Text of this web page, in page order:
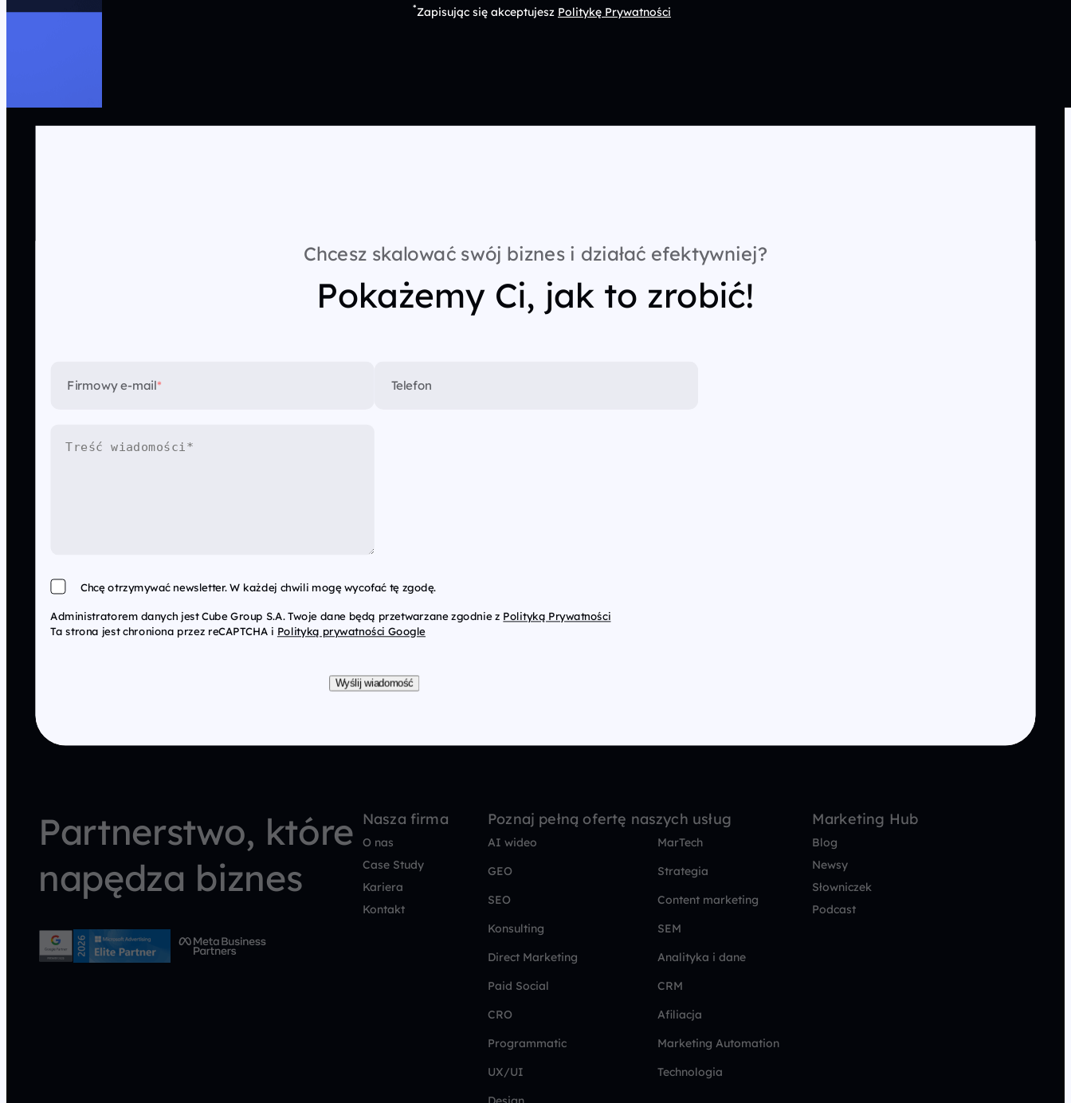
*Zapisując się akceptujesz Politykę Prywatności
Chcesz skalować swój biznes i działać efektywniej?
Pokażemy Ci, jak to zrobić!
Firmowy e-mail* Telefon
Chcę otrzymywać newsletter. W każdej chwili mogę wycofać tę zgodę.
Administratorem danych jest Cube Group S.A. Twoje dane będą przetwarzane zgodnie z Polityką Prywatności
Ta strona jest chroniona przez reCAPTCHA i Polityką prywatności Google
Wyślij wiadomość
Partnerstwo, które
napędza biznes
Nasza firma
O nas
Case Study
Kariera
Kontakt
Poznaj pełną ofertę naszych usług
AI wideo
MarTech
GEO
Strategia
SEO
Content marketing
Konsulting
SEM
Direct Marketing
Analityka i dane
Paid Social
CRM
CRO
Afiliacja
Programmatic
Marketing Automation
UX/UI
Technologia
Marketing Hub
Blog
Newsy
Słowniczek
Podcast